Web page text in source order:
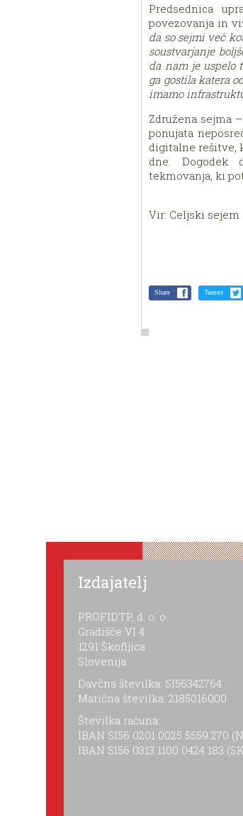
Predsednica
povezovanja in
da so sejmi več
soustvarjanje
da nam je uspelo
ga gostila katera
imamo
Združena sejma
ponujata
digitalne rešitve,
dne. Dogodek
tekmovanja, ki
Vir: Celjski sejem
Share Tweet
Izdajatelj
PROFIDTP, d. o. o.
Gradišče VI 4
1291 Škofljica
Slovenija
Davčna številka: SI56342764
Matična številka: 2185016000
Številka računa:
IBAN SI56 0201 0025 5559 270
IBAN SI56 0313 1100 0424 183